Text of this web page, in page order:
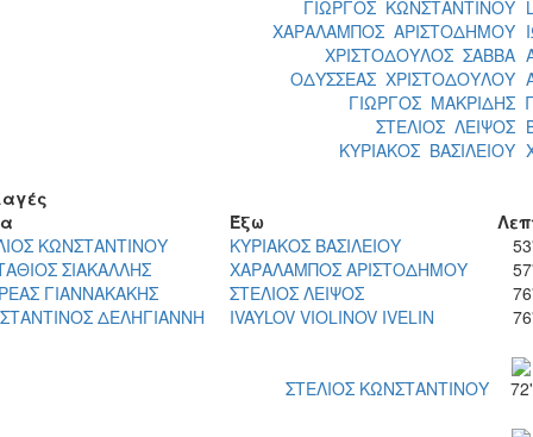
ΓΙΩΡΓΟΣ ΚΩΝΣΤΑΝΤΙΝΟΥ
ΧΑΡΑΛΑΜΠΟΣ ΑΡΙΣΤΟΔΗΜΟΥ
ΧΡΙΣΤΟΔΟΥΛΟΣ ΣΑΒΒΑ
ΟΔΥΣΣΕΑΣ ΧΡΙΣΤΟΔΟΥΛΟΥ
ΓΙΩΡΓΟΣ ΜΑΚΡΙΔΗΣ
ΣΤΕΛΙΟΣ ΛΕΙΨΟΣ
ΚΥΡΙΑΚΟΣ ΒΑΣΙΛΕΙΟΥ
Έξω
ΚΩΝΣΤΑΝΤΙΝΟΥ
ΚΥΡΙΑΚΟΣ ΒΑΣΙΛΕΙΟΥ
53'
ΣΙΑΚΑΛΛΗΣ
ΧΑΡΑΛΑΜΠΟΣ ΑΡΙΣΤΟΔΗΜΟΥ
57'
ΓΙΑΝΝΑΚΑΚΗΣ
ΣΤΕΛΙΟΣ ΛΕΙΨΟΣ
76'
ΔΕΛΗΓΙΑΝΝΗ
IVAYLOV VIOLINOV IVELIN 76'
ΣΤΕΛΙΟΣ ΚΩΝΣΤΑΝΤΙΝΟΥ 72'